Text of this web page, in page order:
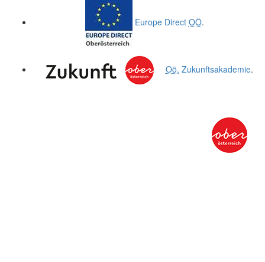
Europe Direct OÖ.
Oö. Zukunftsakademie.